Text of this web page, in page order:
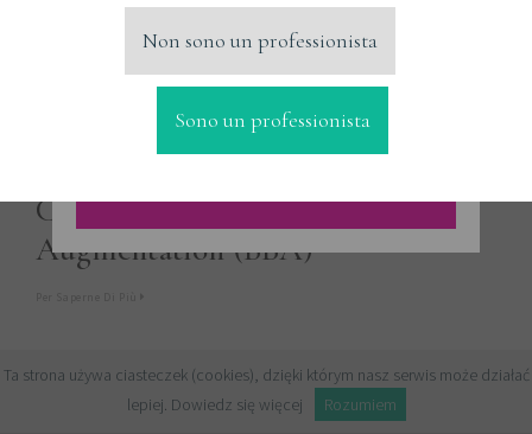
Course - Biological Bone
Augmentation (BBA)
Non sono un professionista
Sono un professionista
Ta strona używa ciasteczek (cookies), dzięki którym nasz serwis może działać
lepiej. Dowiedz się więcej Rozumiem